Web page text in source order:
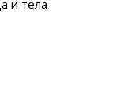
и тела